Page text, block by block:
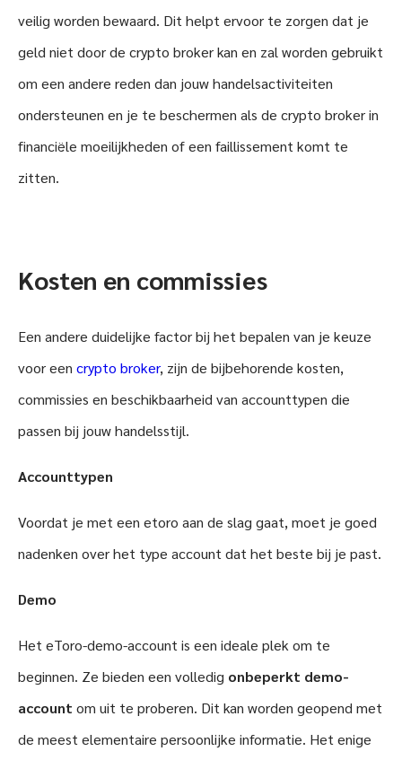
veilig worden bewaard. Dit helpt ervoor te zorgen dat je
geld niet door de crypto broker kan en zal worden gebruikt
om een ​​andere reden dan jouw handelsactiviteiten
ondersteunen en je te beschermen als de crypto broker in
financiële moeilijkheden of een faillissement komt te
zitten.
Kosten en commissies
Een andere duidelijke factor bij het bepalen van je keuze
voor een crypto broker, zijn de bijbehorende kosten,
commissies en beschikbaarheid van accounttypen die
passen bij jouw handelsstijl.
Accounttypen
Voordat je met een etoro aan de slag gaat, moet je goed
nadenken over het type account dat het beste bij je past.
Demo
Het eToro-demo-account is een ideale plek om te
beginnen. Ze bieden een volledig onbeperkt demo-
account om uit te proberen. Dit kan worden geopend met
de meest elementaire persoonlijke informatie. Het enige